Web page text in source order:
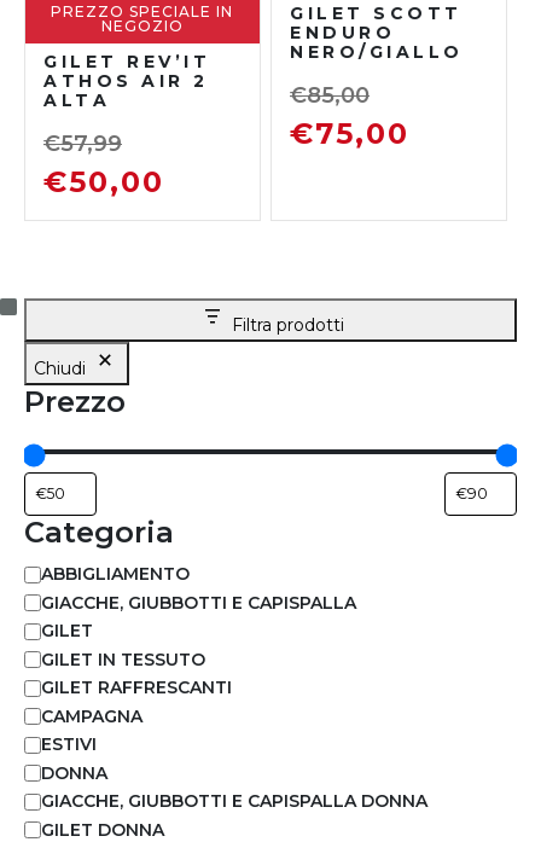
PREZZO SPECIALE IN
NEGOZIO
GILET REV’IT
ATHOS AIR 2
ALTA
€57,99
€50,00
GILET SCOTT
ENDURO
NERO/GIALLO
€85,00
€75,00
Filtra prodotti
Chiudi
Prezzo
Categoria
ABBIGLIAMENTO
GIACCHE, GIUBBOTTI E CAPISPALLA
GILET
GILET IN TESSUTO
GILET RAFFRESCANTI
CAMPAGNA
ESTIVI
DONNA
GIACCHE, GIUBBOTTI E CAPISPALLA DONNA
GILET DONNA